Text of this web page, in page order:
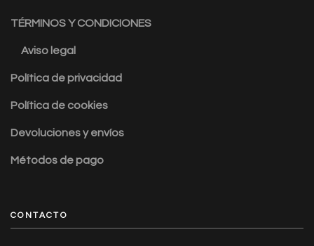
TÉRMINOS Y CONDICIONES
Aviso legal
Política de privacidad
Política de cookies
Devoluciones y envíos
Métodos de pago
CONTACTO